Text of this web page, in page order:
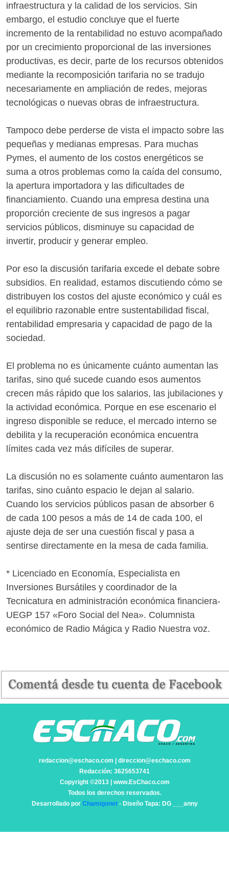
infraestructura y la calidad de los servicios. Sin
embargo, el estudio concluye que el fuerte
incremento de la rentabilidad no estuvo acompañado
por un crecimiento proporcional de las inversiones
productivas, es decir, parte de los recursos obtenidos
mediante la recomposición tarifaria no se tradujo
necesariamente en ampliación de redes, mejoras
tecnológicas o nuevas obras de infraestructura.
Tampoco debe perderse de vista el impacto sobre las
pequeñas y medianas empresas. Para muchas
Pymes, el aumento de los costos energéticos se
suma a otros problemas como la caída del consumo,
la apertura importadora y las dificultades de
financiamiento. Cuando una empresa destina una
proporción creciente de sus ingresos a pagar
servicios públicos, disminuye su capacidad de
invertir, producir y generar empleo.
Por eso la discusión tarifaria excede el debate sobre
subsidios. En realidad, estamos discutiendo cómo se
distribuyen los costos del ajuste económico y cuál es
el equilibrio razonable entre sustentabilidad fiscal,
rentabilidad empresaria y capacidad de pago de la
sociedad.
El problema no es únicamente cuánto aumentan las
tarifas, sino qué sucede cuando esos aumentos
crecen más rápido que los salarios, las jubilaciones y
la actividad económica. Porque en ese escenario el
ingreso disponible se reduce, el mercado interno se
debilita y la recuperación económica encuentra
límites cada vez más difíciles de superar.
La discusión no es solamente cuánto aumentaron las
tarifas, sino cuánto espacio le dejan al salario.
Cuando los servicios públicos pasan de absorber 6
de cada 100 pesos a más de 14 de cada 100, el
ajuste deja de ser una cuestión fiscal y pasa a
sentirse directamente en la mesa de cada familia.
* Licenciado en Economía, Especialista en
Inversiones Bursátiles y coordinador de la
Tecnicatura en administración económica financiera-
UEGP 157 «Foro Social del Nea». Columnista
económico de Radio Mágica y Radio Nuestra voz.
redaccion@eschaco.com | direccion@eschaco.com
Redacción: 3625653741
Copyright ©2013 | www.EsChaco.com
Todos los derechos reservados.
Desarrollado por Chamigonet- Diseño Tapa: DG ___anny